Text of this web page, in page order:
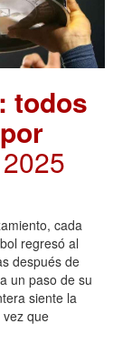
todos
cada
regresó al
después de
un paso de su
siente la
que